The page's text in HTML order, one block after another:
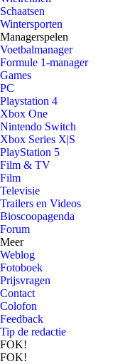
Schaatsen
Wintersporten
Managerspelen
Voetbalmanager
Formule 1-manager
Games
PC
Playstation 4
Xbox One
Nintendo Switch
Xbox Series X|S
PlayStation 5
Film & TV
Film
Televisie
Trailers en Videos
Bioscoopagenda
Forum
Meer
Weblog
Fotoboek
Prijsvragen
Contact
Colofon
Feedback
Tip de redactie
FOK!
FOK!